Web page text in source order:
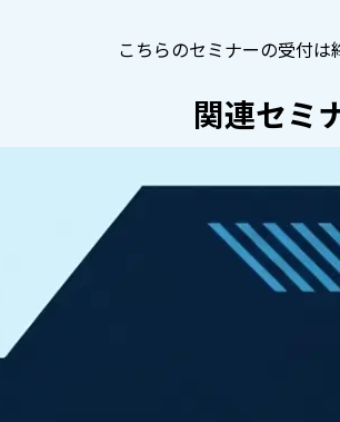
こちらのセミナーの受付は
関連セミ